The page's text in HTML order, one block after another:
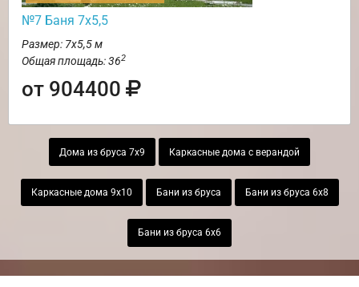
№7 Баня 7х5,5
Размер: 7х5,5 м
Общая площадь: 362
от 904400
Дома из бруса 7х9 Каркасные дома с верандой
Каркасные дома 9х10 Бани из бруса Бани из бруса 6х8
Бани из бруса 6х6